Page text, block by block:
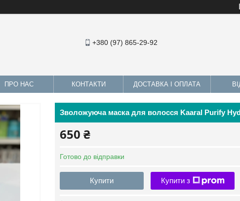
+380 (97) 865-29-92
ПРО НАС КОНТАКТИ ДОСТАВКА І ОПЛАТА
Зволожуюча маска для волосся Kaaral Purify
650 ₴
Готово до відправки
Купити Купити з